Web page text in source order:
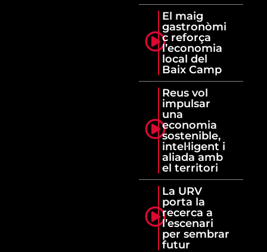
El maig
gastronòmi
c reforça
l’economia
local del
Baix Camp
Reus vol
impulsar
una
economia
sostenible,
intel·ligent i
aliada amb
el territori
La URV
porta la
recerca a
l’escenari
per sembrar
futur